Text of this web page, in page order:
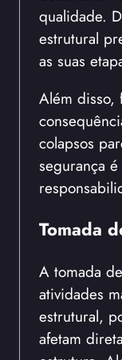
qualidade.
estrutural
as suas
Além disso,
colapsos
segurança
Tomada
A tomada
atividades
estrutural,
afetam